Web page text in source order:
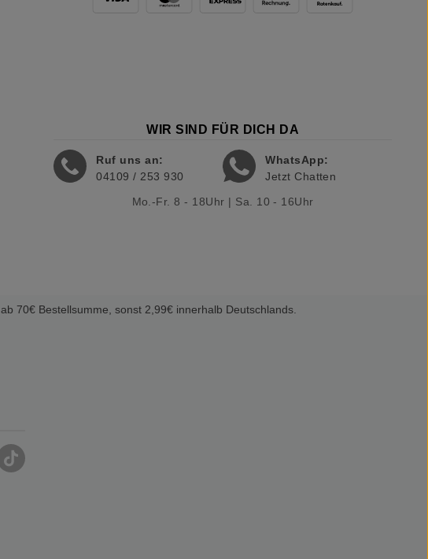
WIR SIND FÜR DICH DA
Ruf uns an:
04109 / 253 930
WhatsApp:
Jetzt Chatten
Mo.-Fr. 8 - 18Uhr | Sa. 10 - 16Uhr
ab 70€ Bestellsumme, sonst 2,99€ innerhalb Deutschlands.